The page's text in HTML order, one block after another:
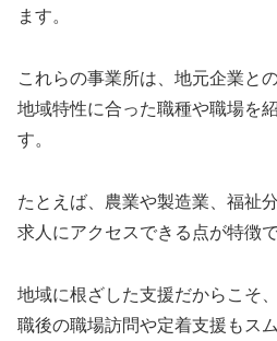
ます。
これらの事業所は、地元企業と
地域特性に合った職種や職場を
す。
たとえば、農業や製造業、福祉
求人にアクセスできる点が特徴で
地域に根ざした支援だからこそ
職後の職場訪問や定着支援もス